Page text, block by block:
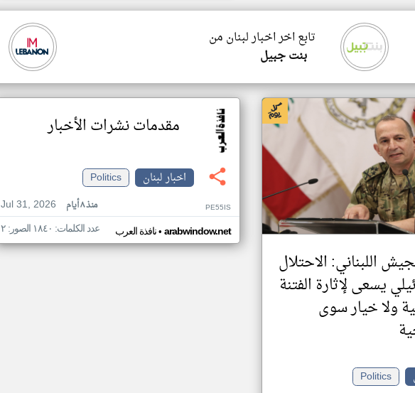
تابع اخر اخبار لبنان من
بنت جبيل
اللبناني: الاحتلال
يسعى لإثارة الفتنة
ولا خيار سوى
Politics
مقدمات نشرات الأخبار
اخبار لبنان
Politics
Jul 31, 2026
منذ ٨ أيام PE55IS
نافذة العرب• arabwindow.net عدد الكلمات: ١٨٤٠ الصور: ٢